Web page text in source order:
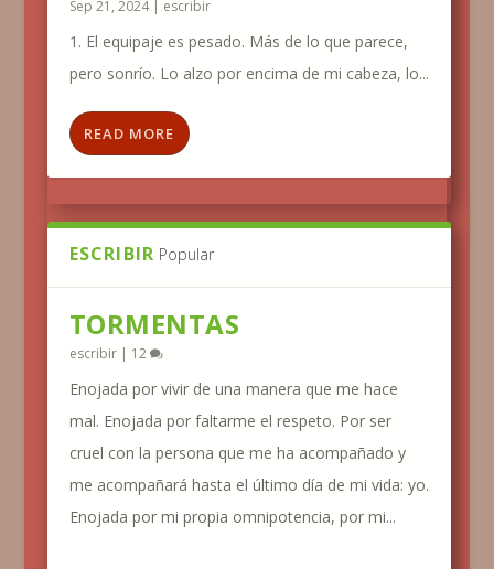
Sep 21, 2024| escribir
1. El equipaje es pesado. Más de lo que parece,
pero sonrío. Lo alzo por encima de mi cabeza, lo...
READ MORE
ESCRIBIR Popular
TORMENTAS
escribir| 12
Enojada por vivir de una manera que me hace
mal. Enojada por faltarme el respeto. Por ser
cruel con la persona que me ha acompañado y
me acompañará hasta el último día de mi vida: yo.
Enojada por mi propia omnipotencia, por mi...